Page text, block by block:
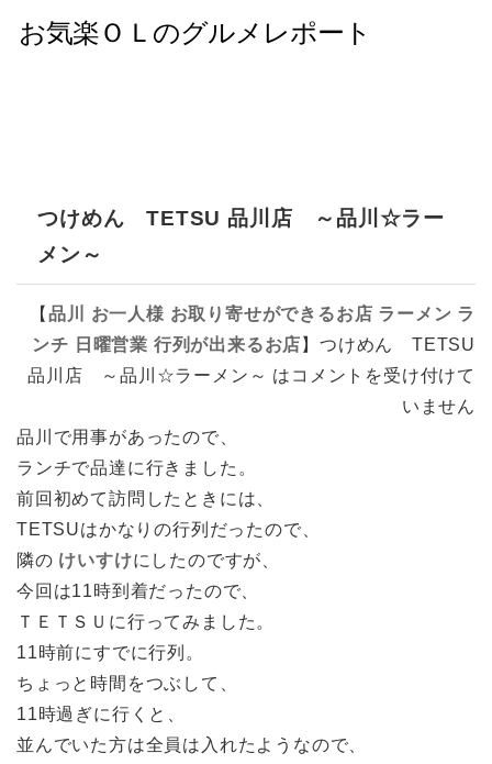
つけめん TETSU 品川店 ～品川☆ラー
メン～
【品川 お一人様 お取り寄せができるお店 ラーメン ラ
ンチ 日曜営業 行列が出来るお店 】 つけめん TETSU
品川店 ～品川☆ラーメン～ は コメントを受け付けて
いません
品川で用事があったので、
ランチで品達に行きました。
前回初めて訪問したときには、
TETSUはかなりの行列だったので、
隣の けいすけにしたのですが、
今回は11時到着だったので、
ＴＥＴＳＵに行ってみました。
11時前にすでに行列。
ちょっと時間をつぶして、
11時過ぎに行くと、
並んでいた方は全員は入れたようなので、